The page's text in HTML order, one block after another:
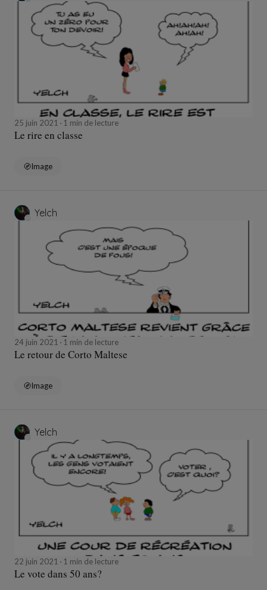
25 juin 2021 1 min de lecture
Le rire en classe
Image
Yelch
24 juin 2021 1 min de lecture
Le retour de Corto Maltese
Image
Yelch
22 juin 2021 1 min de lecture
Le vote dans 50 ans?